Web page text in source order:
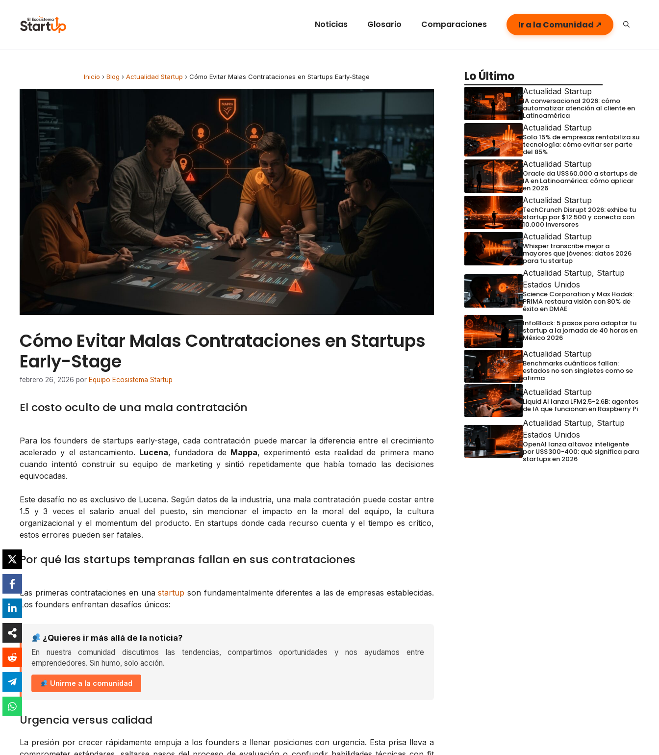
Noticias Glosario Comparaciones Ir a la Comunidad ↗
Inicio › Blog › Actualidad Startup › Cómo Evitar Malas Contrataciones en Startups Early-Stage
Cómo Evitar Malas Contrataciones en Startups
Early-Stage
febrero 26, 2026 por Equipo Ecosistema Startup
El costo oculto de una mala contratación
Para los founders de startups early-stage, cada contratación puede marcar la diferencia entre el crecimiento
acelerado y el estancamiento. Lucena, fundadora de Mappa, experimentó esta realidad de primera mano
cuando intentó construir su equipo de marketing y sintió repetidamente que había tomado las decisiones
equivocadas.
Este desafío no es exclusivo de Lucena. Según datos de la industria, una mala contratación puede costar entre
1.5 y 3 veces el salario anual del puesto, sin mencionar el impacto en la moral del equipo, la cultura
organizacional y el momentum del producto. En startups donde cada recurso cuenta y el tiempo es crítico,
estos errores pueden ser fatales.
Por qué las startups tempranas fallan en sus contrataciones
Las primeras contrataciones en unastartup son fundamentalmente diferentes a las de empresas establecidas.
Los founders enfrentan desafíos únicos:
¿Quieres ir más allá de la noticia?
En nuestra comunidad discutimos las tendencias, compartimos oportunidades y nos ayudamos entre
emprendedores. Sin humo, solo acción.
Unirme a la comunidad
Urgencia versus calidad
La presión por crecer rápidamente empuja a los founders a llenar posiciones con urgencia. Esta prisa lleva a
Lo Último
Actualidad Startup
IA conversacional 2026: cómo
automatizar atención al cliente en
Latinoamérica
Actualidad Startup
Solo 15% de empresas rentabiliza su
tecnología: cómo evitar ser parte
del 85%
Actualidad Startup
Oracle da US$60.000 a startups de
IA en Latinoamérica: cómo aplicar
en 2026
Actualidad Startup
TechCrunch Disrupt 2026: exhibe tu
startup por $12.500 y conecta con
10.000 inversores
Actualidad Startup
Whisper transcribe mejor a
mayores que jóvenes: datos 2026
para tu startup
Actualidad Startup, Startup
Estados Unidos
Science Corporation y Max Hodak:
PRIMA restaura visión con 80% de
éxito en DMAE
InfoBlock: 5 pasos para adaptar tu
startup a la jornada de 40 horas en
México 2026
Actualidad Startup
Benchmarks cuánticos fallan:
estados no son singletes como se
afirma
Actualidad Startup
Liquid AI lanza LFM2.5-2.6B: agentes
de IA que funcionan en Raspberry Pi
Actualidad Startup, Startup
Estados Unidos
OpenAI lanza altavoz inteligente
por US$300-400: qué significa para
startups en 2026